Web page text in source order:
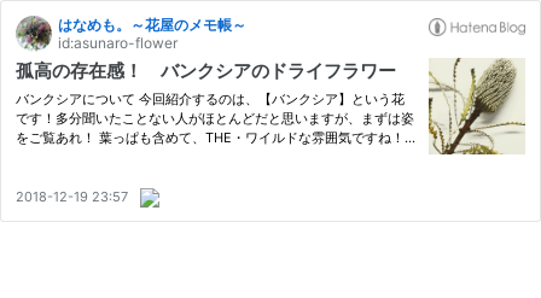
はなめも。～花屋のメモ帳～
id:asunaro-flower
孤高の存在感！ バンクシアのドライフラワー
バンクシアについて 今回紹介するのは、【バンクシア】という花
です！多分聞いたことない人がほとんどだと思いますが、まずは姿
をご覧あれ！ 葉っぱも含めて、THE・ワイルドな雰囲気ですね！
っ…
2018-12-19 23:57